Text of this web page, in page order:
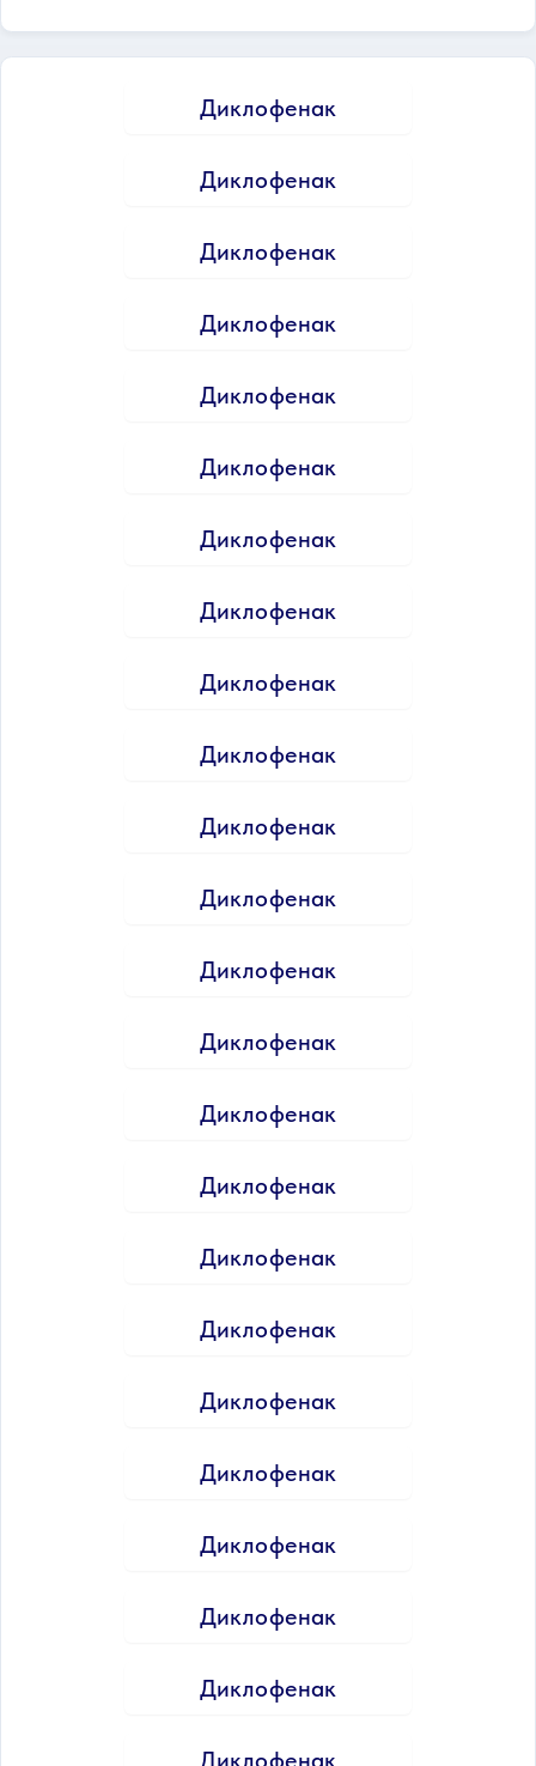
Диклофенак
Диклофенак
Диклофенак
Диклофенак
Диклофенак
Диклофенак
Диклофенак
Диклофенак
Диклофенак
Диклофенак
Диклофенак
Диклофенак
Диклофенак
Диклофенак
Диклофенак
Диклофенак
Диклофенак
Диклофенак
Диклофенак
Диклофенак
Диклофенак
Диклофенак
Диклофенак
Диклофенак